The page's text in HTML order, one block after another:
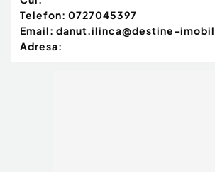
Telefon: 0727045397
Email: danut.ilinca@destine-
Adresa: